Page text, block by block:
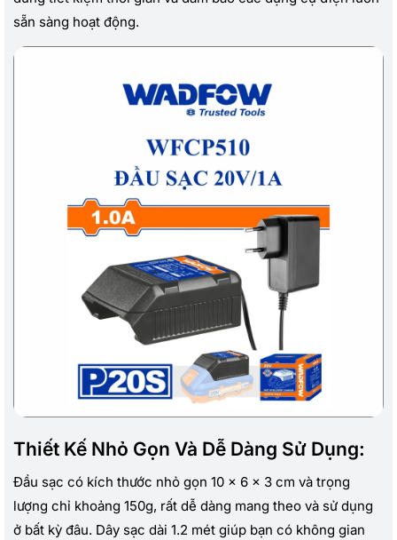
sẵn sàng hoạt động.
Thiết Kế Nhỏ Gọn Và Dễ Dàng Sử Dụng:
Đầu sạc có kích thước nhỏ gọn 10 x 6 x 3 cm và trọng
lượng chỉ khoảng 150g, rất dễ dàng mang theo và sử dụng
ở bất kỳ đâu. Dây sạc dài 1.2 mét giúp bạn có không gian